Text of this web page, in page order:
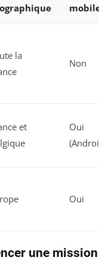
la
Non
et
Oui
Oui
une mission